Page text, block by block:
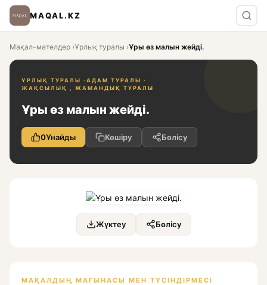
MAQAL.KZ
Мақал-мәтелдер ›Ұрлық туралы ›Ұры өз малын жейді.
ҰРЛЫҚ ТУРАЛЫ · АДАМ ТУРАЛЫ ·
ЖАҚСЫЛЫҚ , ЖАМАНДЫҚ ТУРАЛЫ
Ұры өз малын жейді.
0Ұнайды Көшіру Бөлісу
Жүктеу Бөлісу
МАҚАЛДЫҢ МАҒЫНАСЫ МЕН ТҮСІНДІРМЕСІ